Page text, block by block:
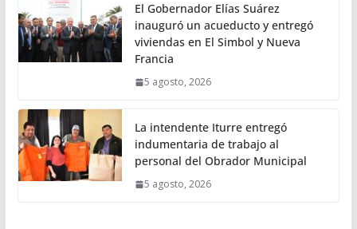
El Gobernador Elías Suárez
inauguró un acueducto y entregó
viviendas en El Simbol y Nueva
Francia
5 agosto, 2026
La intendente Iturre entregó
indumentaria de trabajo al
personal del Obrador Municipal
5 agosto, 2026